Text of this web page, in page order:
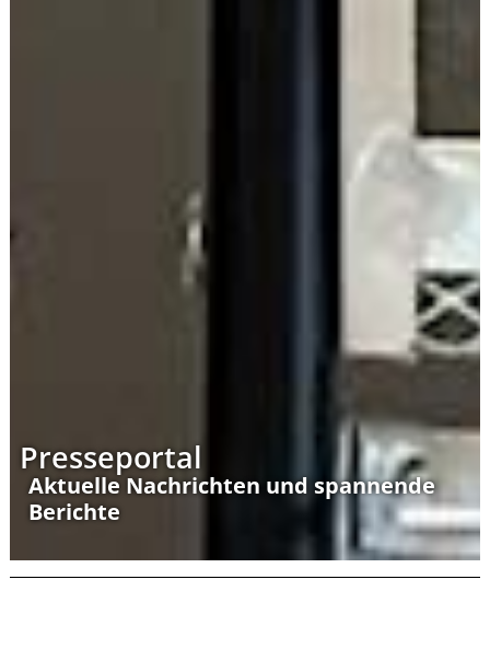
Presseportal
Aktuelle Nachrichten und spannende
Berichte